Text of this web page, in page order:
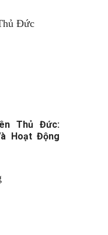
Thủ Đức:
Hoạt Động